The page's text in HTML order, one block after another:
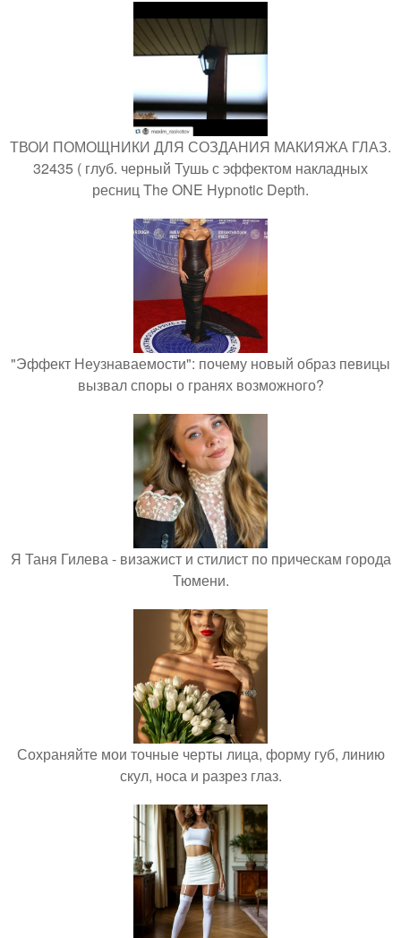
ТВОИ ПОМОЩНИКИ ДЛЯ СОЗДАНИЯ МАКИЯЖА ГЛАЗ.
32435 ( глуб. черный Тушь с эффектом накладных
ресниц The ONE Hypnotic Depth.
"Эффект Неузнаваемости": почему новый образ певицы
вызвал споры о гранях возможного?
Я Таня Гилева - визажист и стилист по прическам города
Тюмени.
Сохраняйте мои точные черты лица, форму губ, линию
скул, носа и разрез глаз.